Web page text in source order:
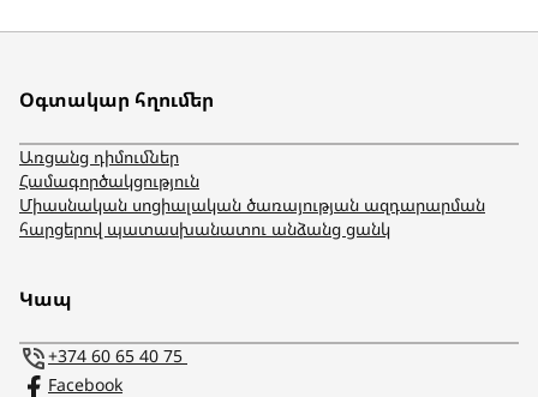
Օգտակար հղումեր
Առցանց դիմումներ
Համագործակցություն
Միասնական սոցիալական ծառայության ազդարարման
հարցերով պատասխանատու անձանց ցանկ
Կապ
+374 60 65 40 75
Facebook